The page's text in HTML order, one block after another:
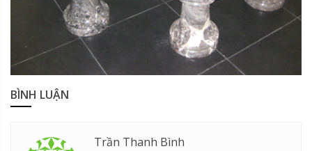
BÌNH LUẬN
Trần Thanh Bình